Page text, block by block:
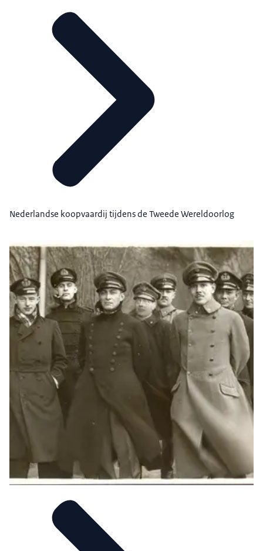
Nederlandse koopvaardij tijdens de Tweede Wereldoorlog